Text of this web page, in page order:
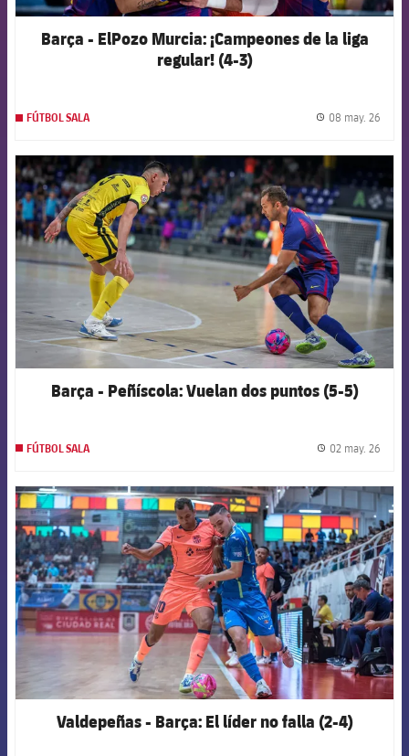
Barça - ElPozo Murcia: ¡Campeones de la liga
regular! (4-3)
FÚTBOL SALA 08 may. 26
FCB Barcelona badge
Barça - Peñíscola: Vuelan dos puntos (5-5)
FÚTBOL SALA 02 may. 26
FCB Barcelona badge
Valdepeñas - Barça: El líder no falla (2-4)